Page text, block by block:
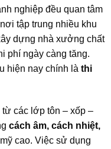
nghiệp đều quan tâm
tập trung nhiều khu
dựng nhà xưởng chất
phí ngày càng tăng.
hiện nay chính là thi
các lớp tôn – xốp –
cách âm, cách nhiệt,
cao. Việc sử dụng